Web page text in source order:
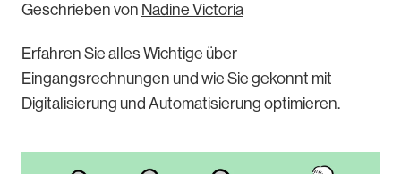
Geschrieben von Nadine Victoria
Erfahren Sie alles Wichtige über
Eingangsrechnungen und wie Sie gekonnt mit
Digitalisierung und Automatisierung optimieren.